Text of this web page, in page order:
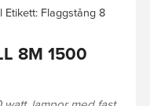
Etikett: Flaggstång 8
8M 1500